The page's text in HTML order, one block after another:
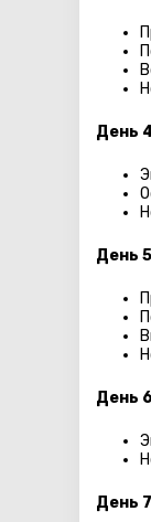
День
День
День
День